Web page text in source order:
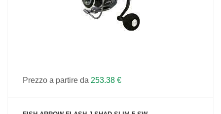
Prezzo a partire da 253.38 €